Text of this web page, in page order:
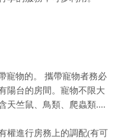
寵物的。 攜帶寵物者務必
陽台的房間。寵物不限大
天竺鼠、鳥類、爬蟲類....
權進行房務上的調配(有可